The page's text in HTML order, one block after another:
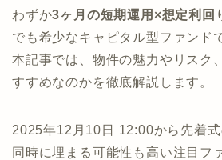
わずか3ヶ月の短期運用×想定利回
でも希少なキャピタル型ファンド
本記事では、物件の魅力やリスク
すすめなのかを徹底解説します。
2025年12月10日 12:00から先着
同時に埋まる可能性も高い注目フ